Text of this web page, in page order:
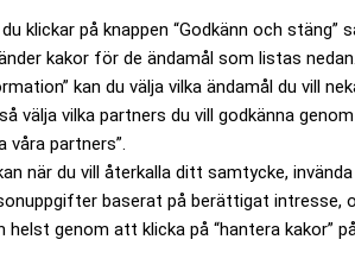
klickar på knappen “Godkänn och
kakor för de ändamål som listas
kan du välja vilka ändamål du vill
välja vilka partners du vill godkänna
våra partners”.
när du vill återkalla ditt samtycke,
baserat på berättigat intresse,
helst genom att klicka på “hantera kakor”
som ska säkra en grön framtid. Dagens
skiftet i termer av vilken funktion
stödtjänstemarknaderna. Det som
har blivit så pass mycket
för att beskriva batteriernas
är som elnätets schweizerkniv,